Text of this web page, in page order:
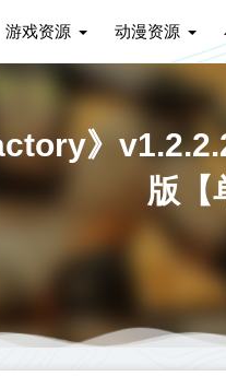
游戏资源 动漫资源
》
版【